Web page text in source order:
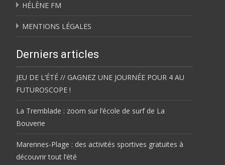
HÉLÈNE FM
MENTIONS LÉGALES
Derniers articles
JEU DE L’ÉTÉ // GAGNEZ UNE JOURNÉE POUR 4 AU
FUTUROSCOPE !
La Tremblade : zoom sur l’école de surf de La
Bouverie
Marennes-Plage : des activités sportives gratuites à
découvrir tout l’été